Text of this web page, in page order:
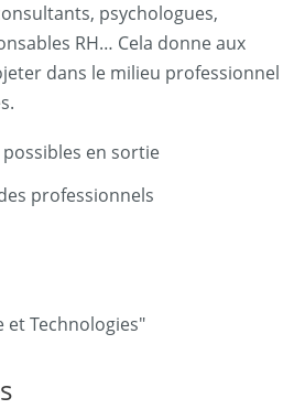
psychologues,
RH… Cela donne aux
dans le milieu professionnel
en sortie
professionnels
Technologies"